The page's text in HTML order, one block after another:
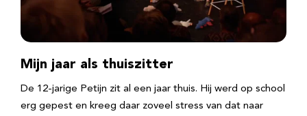
Mijn jaar als thuiszitter
De 12-jarige Petijn zit al een jaar thuis. Hij werd op school
erg gepest en kreeg daar zoveel stress van dat naar